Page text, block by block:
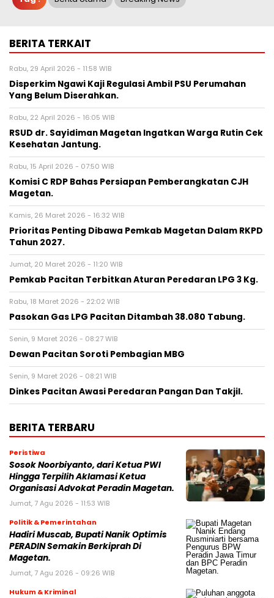
BERITA TERKAIT
Rabu, 29 April 2026 - 11:58 WIB
Disperkim Ngawi Kaji Regulasi Ambil PSU Perumahan
Yang Belum Diserahkan.
Rabu, 22 April 2026 - 16:05 WIB
RSUD dr. Sayidiman Magetan Ingatkan Warga Rutin Cek
Kesehatan Jantung.
Rabu, 15 April 2026 - 07:50 WIB
Komisi C RDP Bahas Persiapan Pemberangkatan CJH
Magetan.
Kamis, 26 Maret 2026 - 16:32 WIB
Prioritas Penting Dibawa Pemkab Magetan Dalam RKPD
Tahun 2027.
Jumat, 20 Maret 2026 - 11:20 WIB
Pemkab Pacitan Terbitkan Aturan Peredaran LPG 3 Kg.
Rabu, 18 Maret 2026 - 22:02 WIB
Pasokan Gas LPG Pacitan Ditambah 38.080 Tabung.
Senin, 9 Maret 2026 - 08:27 WIB
Dewan Pacitan Soroti Pembagian MBG
Senin, 9 Maret 2026 - 08:21 WIB
Dinkes Pacitan Awasi Peredaran Pangan Dan Takjil.
BERITA TERBARU
Peristiwa
Sosok Noorbiyanto, dari Ketua PWI
Hingga Terpilih Aklamasi Ketua
Organisasi Advokat Peradin Magetan.
Jumat, 7 Agu 2026 - 11:53 WIB
Politik & Pemerintahan
Hadiri Muscab, Bupati Nanik Optimis
PERADIN Semakin Berkiprah Di
Magetan.
Jumat, 7 Agu 2026 - 09:26 WIB
Hukum & Kriminal